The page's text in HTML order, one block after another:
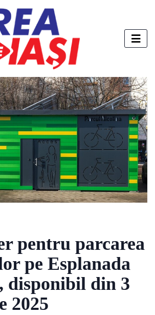
pentru parcarea
pe Esplanada
disponibil din 3
2025